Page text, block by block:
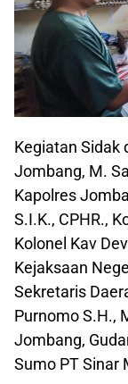
Kegiatan Sidak
Jombang, M.
Kapolres
S.I.K., CPHR.,
Kolonel Kav
Kejaksaan
Sekretaris
Purnomo S.H.,
Jombang,
Sumo PT Sinar